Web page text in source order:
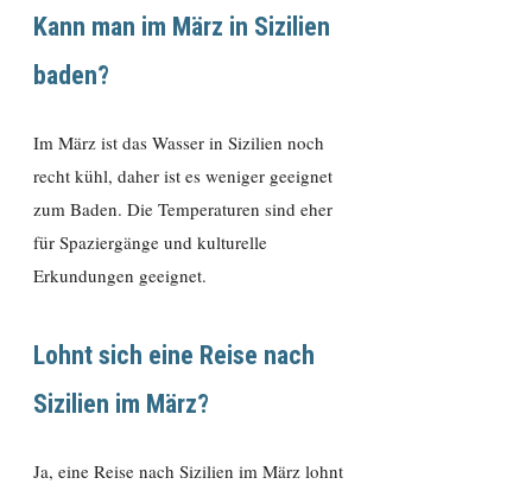
Kann man im März in Sizilien
baden?
Im März ist das Wasser in Sizilien noch
recht kühl, daher ist es weniger geeignet
zum Baden. Die Temperaturen sind eher
für Spaziergänge und kulturelle
Erkundungen geeignet.
Lohnt sich eine Reise nach
Sizilien im März?
Ja, eine Reise nach Sizilien im März lohnt